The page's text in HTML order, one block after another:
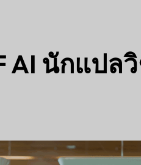
AI นักแปล